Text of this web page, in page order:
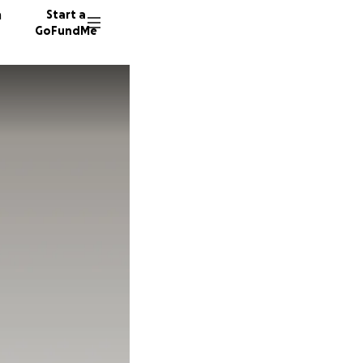
Start a
GoFundMe